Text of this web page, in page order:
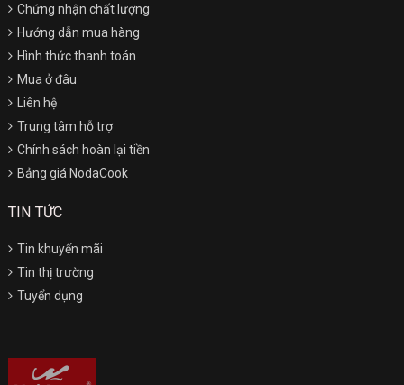
Chứng nhận chất lượng
Hướng dẫn mua hàng
Hình thức thanh toán
Mua ở đâu
Liên hệ
Trung tâm hỗ trợ
Chính sách hoàn lại tiền
Bảng giá NodaCook
TIN TỨC
Tin khuyến mãi
Tin thị trường
Tuyển dụng